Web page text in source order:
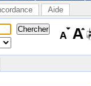
Aide